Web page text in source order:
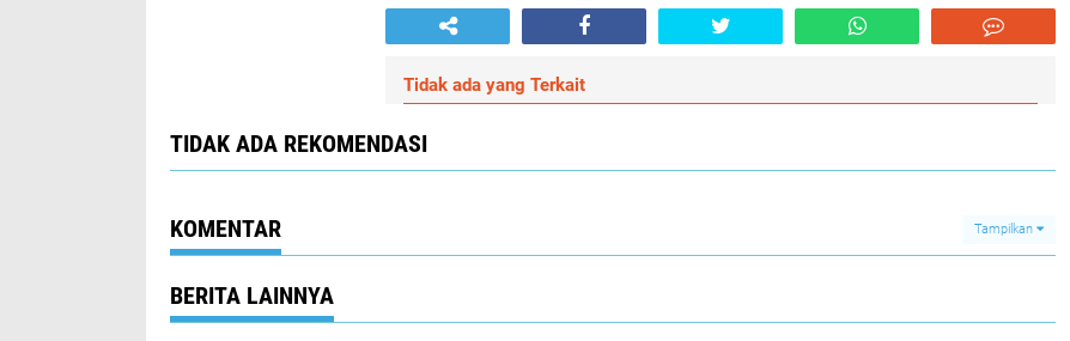
Tidak ada yang Terkait
TIDAK ADA REKOMENDASI
KOMENTAR Tampilkan
BERITA LAINNYA